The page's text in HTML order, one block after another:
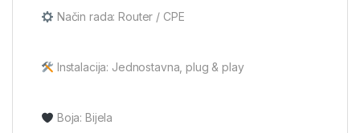
Način rada: Router / CPE
Instalacija: Jednostavna, plug & play
Boja: Bijela